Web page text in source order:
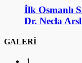
İlk Osmanlı
Dr. Necla
GALERİ